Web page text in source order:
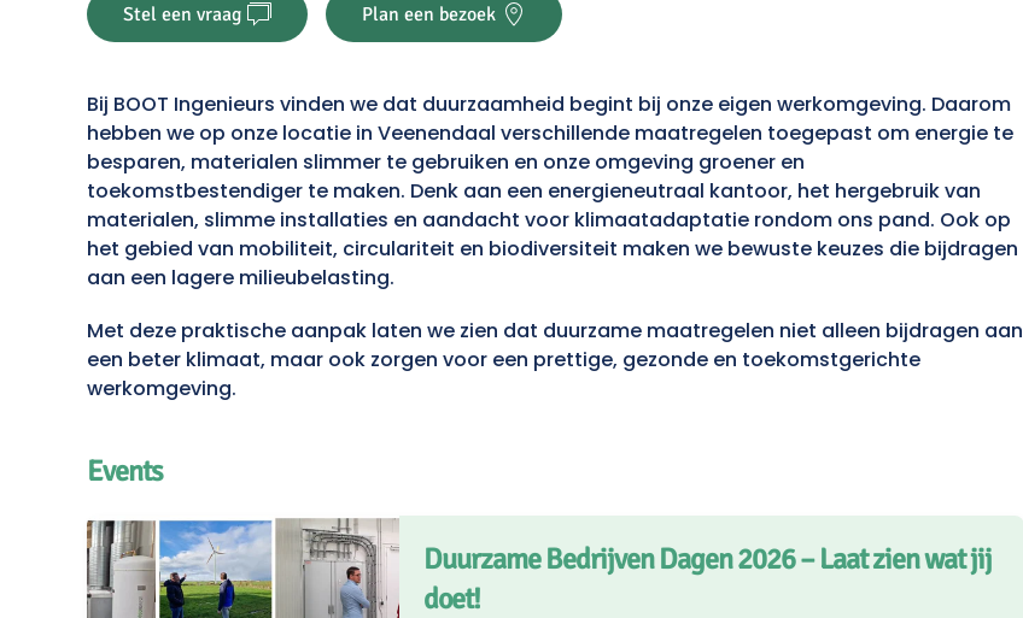
Stel een vraag Plan een bezoek
Bij BOOT Ingenieurs vinden we dat duurzaamheid begint bij onze eigen werkomgeving. Daarom
hebben we op onze locatie in Veenendaal verschillende maatregelen toegepast om energie te
besparen, materialen slimmer te gebruiken en onze omgeving groener en
toekomstbestendiger te maken. Denk aan een energieneutraal kantoor, het hergebruik van
materialen, slimme installaties en aandacht voor klimaatadaptatie rondom ons pand. Ook op
het gebied van mobiliteit, circulariteit en biodiversiteit maken we bewuste keuzes die bijdragen
aan een lagere milieubelasting.
Met deze praktische aanpak laten we zien dat duurzame maatregelen niet alleen bijdragen aan
een beter klimaat, maar ook zorgen voor een prettige, gezonde en toekomstgerichte
werkomgeving.
Events
Duurzame Bedrijven Dagen 2026 – Laat zien wat jij
doet!